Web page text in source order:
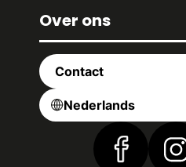
Over ons
Contact
Nederlands
Vind ons